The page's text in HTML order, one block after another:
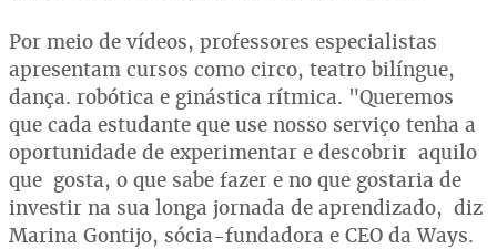
Por meio de vídeos, professores especialistas
apresentam cursos como circo, teatro bilíngue,
dança. robótica e ginástica rítmica. "Queremos
que cada estudante que use nosso serviço tenha a
oportunidade de experimentar e descobrir aquilo
que gosta, o que sabe fazer e no que gostaria de
investir na sua longa jornada de aprendizado, diz
Marina Gontijo, sócia-fundadora e CEO da Ways.